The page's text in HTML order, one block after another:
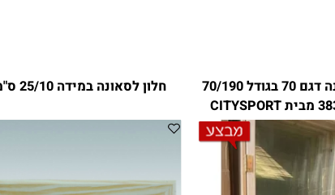
דלת לסאונה דגם 70 בגודל 70/190